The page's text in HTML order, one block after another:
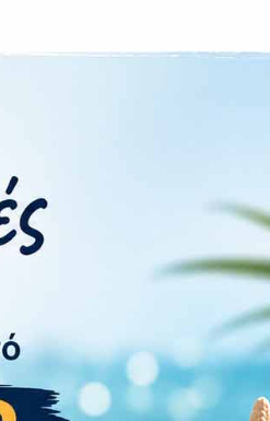
Η εγγύηση καλύπτει μόνο
λάθη στο προϊόν. Οποιαδήποτε
(πτώση, υγρασία, κακή μεταχείριση,
παρέμβαση στα εσωτερικά
άτομα) αυτομάτως
προϊόν εκτός εγγύησης και θα
για την επισκευή του καθώς
έλεγχο.